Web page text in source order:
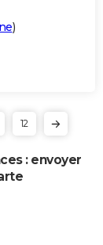
)
12
: envoyer